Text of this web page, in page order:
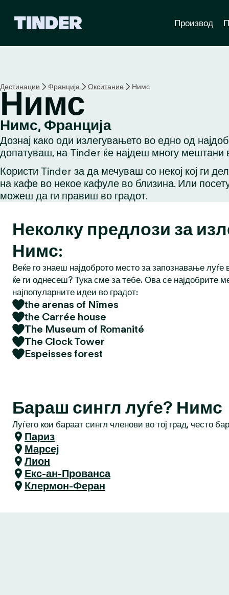
H
Производ
Дестинации Франција Окситание Нимс
Нимс
Нимс, Франција
Дознај како оди излегувањето во едно од
допатуваш, на Tinder ќе најдеш многу мештани
Користи Tinder за да мечуваш со некој кој ги
на кафе во некое кафуле во близина. Или
можеш да ги правиш во градот.
Неколку предлози за
Нимс:
Веќе го знаеш најдоброто место за запознавање луѓе
ќе ги однесеш? Тука сме за тебе. Ова се најдобрите
најпопуларните идеи во градот:
the arenas of Nîmes
the Carrée house
The Museum of Romanité
The Clock Tower
Espeisses forest
Бараш сингл луѓе? Нимс
Луѓето кои бараат сингл членови во тој град, често
Париз
Марсеј
Лион
Екс-ан-Прованса
Клермон-Феран